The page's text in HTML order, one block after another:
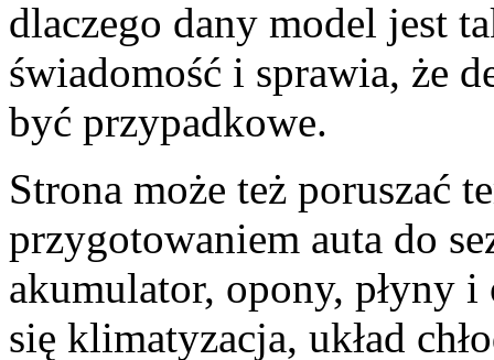
dlaczego dany model jest
świadomość i sprawia, że
być przypadkowe.
Strona może też poruszać
przygotowaniem auta do
akumulator, opony, płyny i
się klimatyzacja, układ